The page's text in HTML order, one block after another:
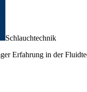
Schlauchtechnik
Erfahrung in der